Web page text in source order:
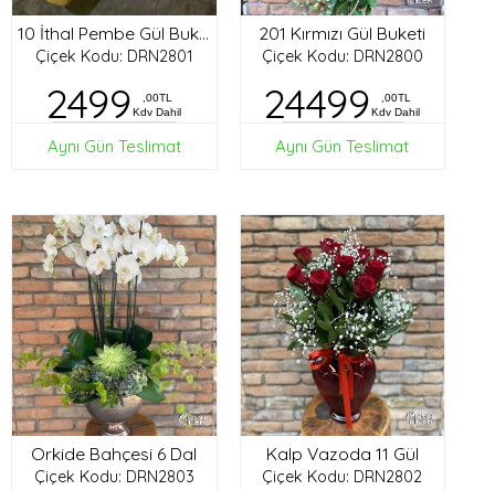
10 İthal Pembe Gül Buketi
Çiçek Kodu: DRN2801
2499
,00TL
Kdv Dahil
Aynı Gün Teslimat
201 Kırmızı Gül Buketi
Çiçek Kodu: DRN2800
24499
,00TL
Kdv Dahil
Aynı Gün Teslimat
Orkide Bahçesi 6 Dal
Çiçek Kodu: DRN2803
Kalp Vazoda 11 Gül
Çiçek Kodu: DRN2802